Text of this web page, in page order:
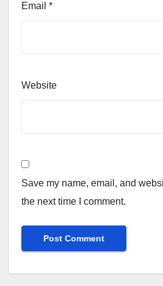
Email *
Website
Save my name, email, and
the next time I comment.